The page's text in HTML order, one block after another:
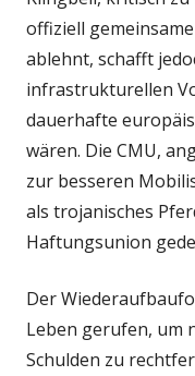
offiziell
ablehnt, schafft
infrastrukturellen
dauerhafte
wären. Die CMU,
zur besseren
als trojanisches
Haftungsunion
Der
Leben gerufen, um
Schulden zu